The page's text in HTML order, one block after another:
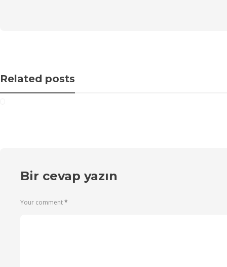
Related posts
Bir cevap yazın
Your comment*